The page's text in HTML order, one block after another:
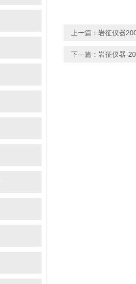
上一篇： 岩征仪器
下一篇： 岩征仪器-